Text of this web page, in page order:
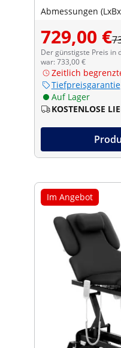
Abmessungen
729,00 €
Der günstigste Preis in
war: 733,00 €
Zeitlich
Tiefpreisgarantie
Auf Lager
KOSTENLOSE
Im Angebot